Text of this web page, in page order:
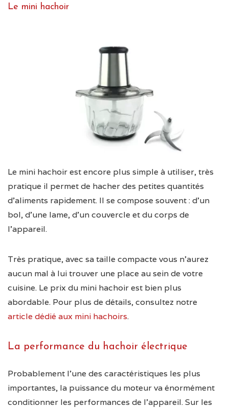
Le mini hachoir
Le mini hachoir est encore plus simple à utiliser, très
pratique il permet de hacher des petites quantités
d’aliments rapidement. Il se compose souvent : d’un
bol, d’une lame, d’un couvercle et du corps de
l’appareil.
Très pratique, avec sa taille compacte vous n’aurez
aucun mal à lui trouver une place au sein de votre
cuisine. Le prix du mini hachoir est bien plus
abordable. Pour plus de détails, consultez notre
article dédié aux mini hachoirs.
La performance du hachoir électrique
Probablement l’une des caractéristiques les plus
importantes, la puissance du moteur va énormément
conditionner les performances de l’appareil. Sur les